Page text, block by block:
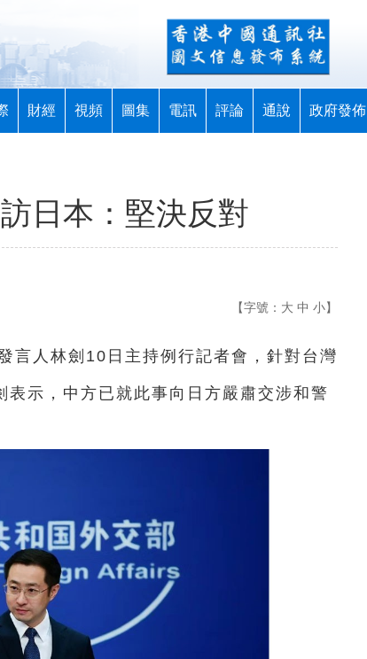
財經 視頻 圖集 電訊 評論 通說 政府發佈
日本：堅決反對
【字號： 大 中 小】
人林劍10日主持例行記者會，針對台灣
示，中方已就此事向日方嚴肅交涉和警